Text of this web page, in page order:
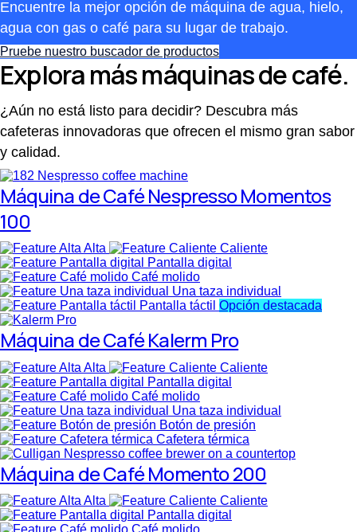
Encuentre la mejor opción de máquina de agua, hielo,
agua con gas o café para su lugar de trabajo.
Pruebe nuestro buscador de productos
Explora más máquinas de café.
¿Aún no está listo para decidir? Descubra más
cafeteras innovadoras que ofrecen el mismo gran sabor
y calidad.
Máquina de Café Nespresso Momentos
100
Alta
Caliente
Pantalla digital
Café molido
Una taza individual
Pantalla táctil Opción destacada
Máquina de Café Kalerm Pro
Alta
Caliente
Pantalla digital
Café molido
Una taza individual
Botón de presión
Cafetera térmica
Máquina de Café Momento 200
Alta
Caliente
Pantalla digital